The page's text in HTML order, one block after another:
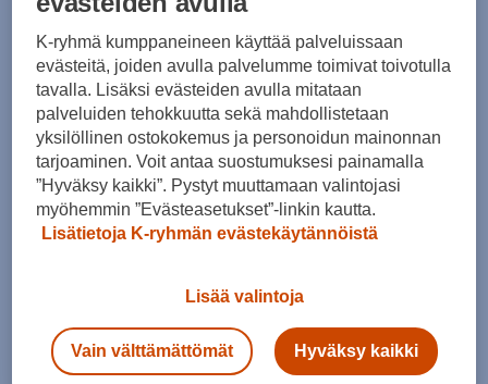
Salibandy: Aikuiset – Miehet
MIEHET 2
P19 (2007-2009)
Salibandy: Aikuiset – Naiset
K-ryhmä kumppaneineen käyttää palveluissaan
evästeitä, joiden avulla palvelumme toimivat toivotulla
tavalla. Lisäksi evästeiden avulla mitataan
palveluiden tehokkuutta sekä mahdollistetaan
yksilöllinen ostokokemus ja personoidun mainonnan
tarjoaminen. Voit antaa suostumuksesi painamalla
”Hyväksy kaikki”. Pystyt muuttamaan valintojasi
myöhemmin ”Evästeasetukset”-linkin kautta.
Lisätietoja K-ryhmän evästekäytännöistä
Lisää valintoja
Vain välttämättömät Hyväksy kaikki